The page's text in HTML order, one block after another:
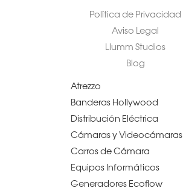
Política de Privacidad
Aviso Legal
Llumm Studios
Blog
Atrezzo
Banderas Hollywood
Distribución Eléctrica
Cámaras y Videocámaras
Carros de Cámara
Equipos Informáticos
Generadores Ecoflow